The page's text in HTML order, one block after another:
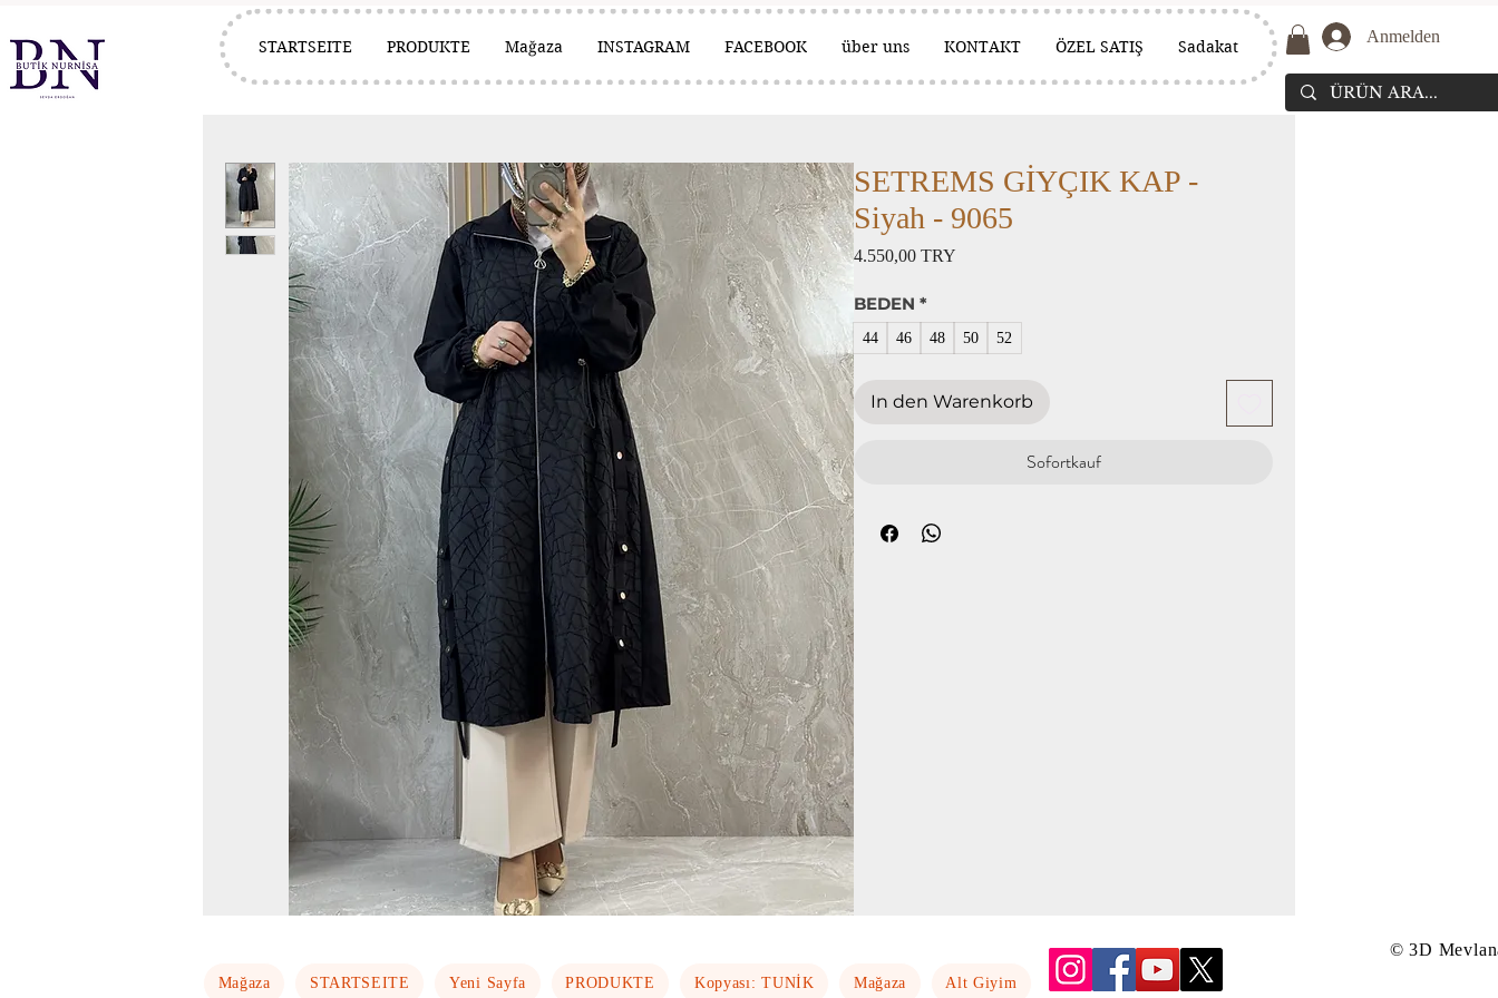
STARTSEITE PRODUKTE Mağaza INSTAGRAM FACEBOOK über uns KONTAKT ÖZEL SATIŞ Sadakat
Anmelden
SETREMS GİYÇIK KAP -
Siyah - 9065
4.550,00 TRY
BEDEN *
44 46 48 50 52
In den Warenkorb
Sofortkauf
Mağaza STARTSEITE Yeni Sayfa PRODUKTE Kopyası: TUNİK Mağaza Alt Giyim
© 3D